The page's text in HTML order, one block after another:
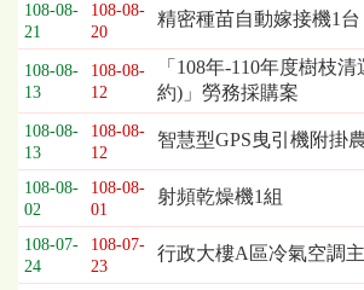
108-08-
21
108-08-
20
精密種苗自動嫁接機1台
108-08-
13
108-08-
12
「108年-110年度樹枝
約)」勞務採購案
108-08-
13
108-08-
12
智慧型GPS曳引機附掛
108-08-
02
108-08-
01
射頻乾燥機1組
108-07-
24
108-07-
23
行政大樓A區冷氣空調